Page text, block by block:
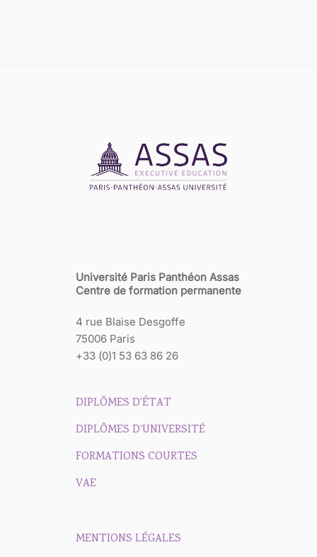
Université Paris Panthéon Assas
Centre de formation permanente
4 rue Blaise Desgoffe
75006 Paris
+33 (0)1 53 63 86 26
DIPLÔMES D'ÉTAT
DIPLÔMES D'UNIVERSITÉ
FORMATIONS COURTES
VAE
MENTIONS LÉGALES